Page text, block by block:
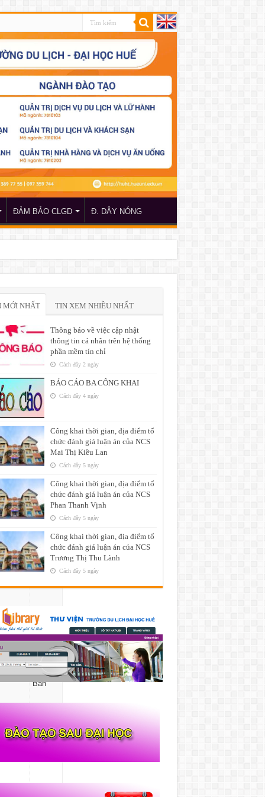
ĐẢM BẢO CLGD Đ. DÂY NÓNG
Người
chủ trì
zqj-
Giám
đốc Đại
học
Huế
zyz-
Giám
đốc Đại
Huế –
Trưởng
Ban
MỚI NHẤT TIN XEM NHIỀU NHẤT
Thông báo về việc cập nhật
thông tin cá nhân trên hệ thống
phần mềm tín chỉ
Cách đây 2 ngày
BÁO CÁO BA CÔNG KHAI
Cách đây 4 ngày
Công khai thời gian, địa điểm tổ
chức đánh giá luận án của NCS
Mai Thị Kiều Lan
Cách đây 5 ngày
Công khai thời gian, địa điểm tổ
chức đánh giá luận án của NCS
Phan Thanh Vịnh
Cách đây 5 ngày
Công khai thời gian, địa điểm tổ
chức đánh giá luận án của NCS
Trương Thị Thu Lành
Cách đây 5 ngày